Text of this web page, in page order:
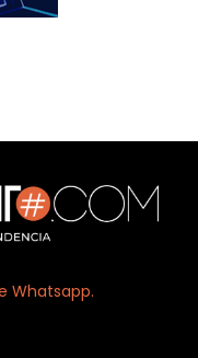
Whatsapp.